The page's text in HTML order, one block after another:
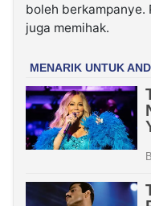
boleh berkampanye.
juga memihak.